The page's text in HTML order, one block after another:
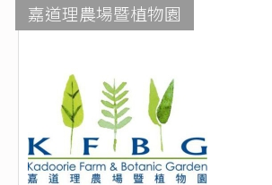
嘉道理農場暨植物園